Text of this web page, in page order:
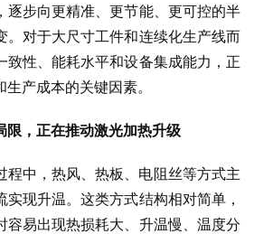
逐步向更精准、更节能、更可控的半
。对于大尺寸工件和连续化生产线而
致性、能耗水平和设备集成能力，正
产成本的关键因素。
限，正在推动激光加热升级
程中，热风、热板、电阻丝等方式主
现升温。这类方式结构相对简单，
容易出现热损耗大、升温慢、温度分